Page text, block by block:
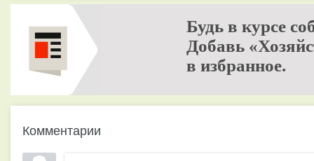
Будь в курсе
Добавь
в избранное.
Комментарии